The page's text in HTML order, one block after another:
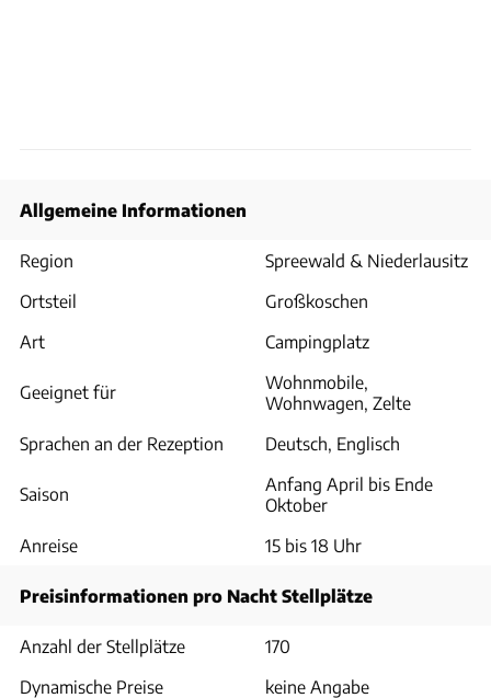
Allgemeine Informationen
Region
Spreewald & Niederlausitz
Ortsteil
Großkoschen
Art
Campingplatz
Geeignet für
Wohnmobile,
Wohnwagen, Zelte
Sprachen an der Rezeption
Deutsch, Englisch
Saison
Anfang April bis Ende
Oktober
Anreise
15 bis 18 Uhr
Preisinformationen pro Nacht Stellplätze
Anzahl der Stellplätze
170
Dynamische Preise
keine Angabe